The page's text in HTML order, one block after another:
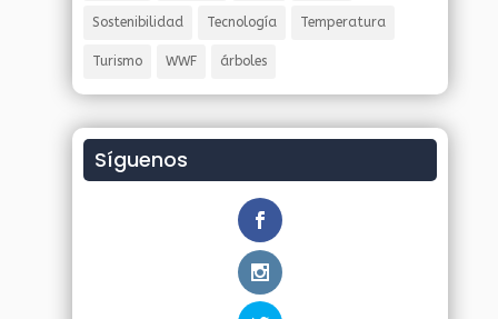
Sostenibilidad Tecnología Temperatura
Turismo WWF árboles
Síguenos